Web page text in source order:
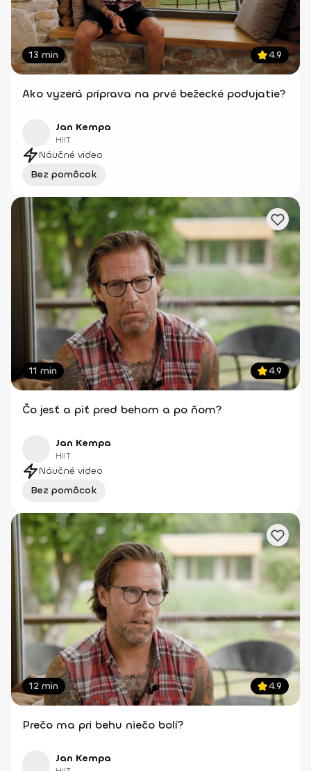
13 min 4.9
Ako vyzerá príprava na prvé bežecké podujatie?
Jan Kempa
HIIT
Náučné video
Bez pomôcok
11 min 4.9
Čo jesť a piť pred behom a po ňom?
Jan Kempa
HIIT
Náučné video
Bez pomôcok
12 min 4.9
Prečo ma pri behu niečo bolí?
Jan Kempa